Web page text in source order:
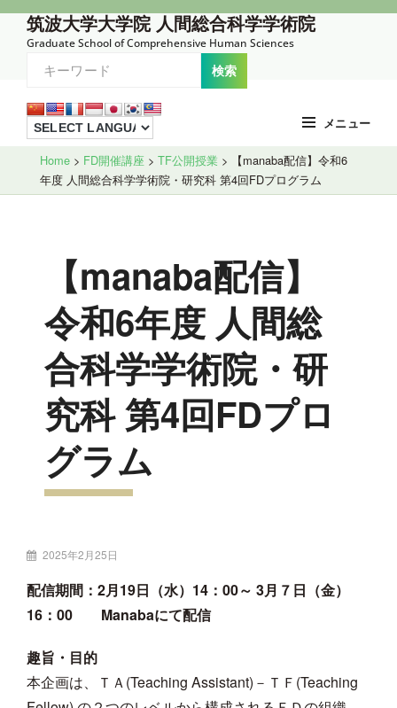
コ
筑波大学大学院 人間総合科学学術院
Graduate School of Comprehensive Human Sciences
メニュー
Overlay
Home > FD開催講座 > TF公開授業 >
【manaba配信】令和6
年度 人間総合科学学術院・研究科 第4回FDプログラム
【manaba配信】
令和6年度 人間総
合科学学術院・研
究科 第4回FDプロ
グラム
投
者:
2025年2月25日
配信期間：2月19日（水）14：00～ 3月７日（金）
16：00 Manabaにて配信
趣旨・目的
本企画は、ＴＡ(Teaching Assistant)－ＴＦ(Teaching